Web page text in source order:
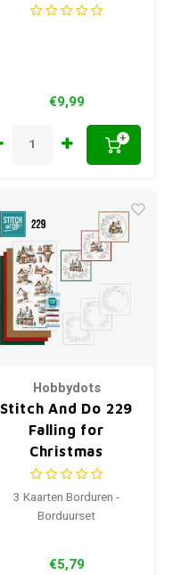
€9,99
+
Hobbydots
Stitch And Do 229
Falling for
Christmas
3 Kaarten Borduren -
Borduurset
€5,79